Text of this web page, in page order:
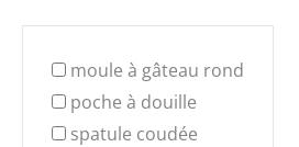
moule à gâteau rond
poche à douille
spatule coudée